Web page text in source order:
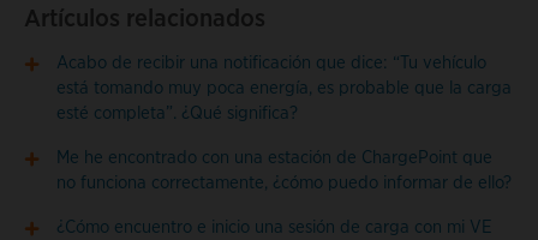
Artículos relacionados
Acabo de recibir una notificación que dice: “Tu vehículo
está tomando muy poca energía, es probable que la carga
esté completa”. ¿Qué significa?
Me he encontrado con una estación de ChargePoint que
no funciona correctamente, ¿cómo puedo informar de ello?
¿Cómo encuentro e inicio una sesión de carga con mi VE